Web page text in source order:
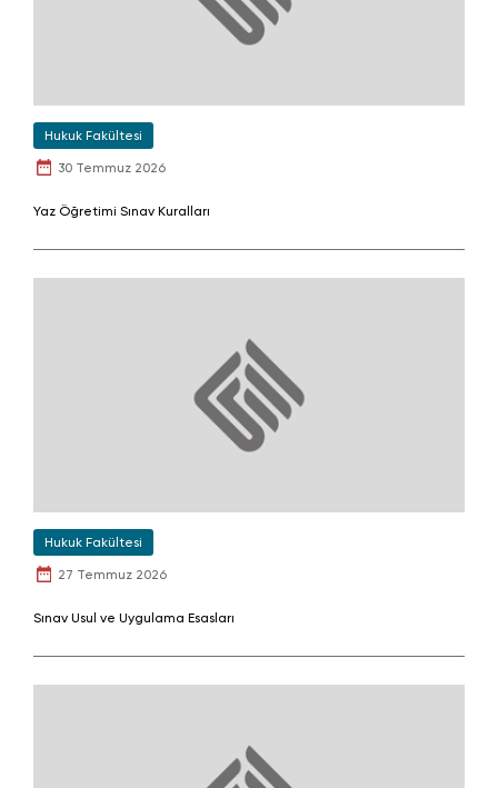
Hukuk Fakültesi
30 Temmuz 2026
Yaz Öğretimi Sınav Kuralları
Hukuk Fakültesi
27 Temmuz 2026
Sınav Usul ve Uygulama Esasları